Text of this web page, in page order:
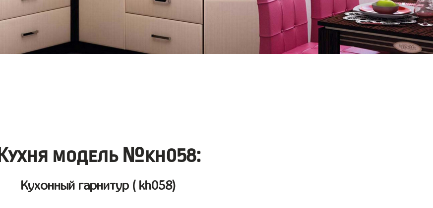
Кухня модель №kh058:
Кухонный гарнитур ( kh058)